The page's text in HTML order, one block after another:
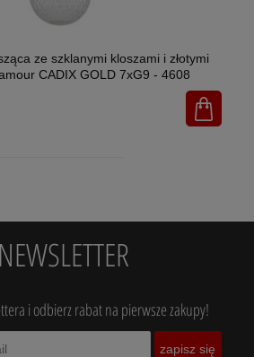
ze szklanymi kloszami i złotymi
CADIX GOLD 7xG9 - 4608
NEWSLETTER
i odbierz rabat na pierwsze zakupy!
zapisz się